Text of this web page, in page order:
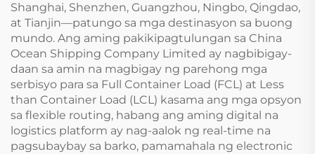
Shanghai, Shenzhen, Guangzhou, Ningbo, Qingdao,
at Tianjin—patungo sa mga destinasyon sa buong
mundo. Ang aming pakikipagtulungan sa China
Ocean Shipping Company Limited ay nagbibigay-
daan sa amin na magbigay ng parehong mga
serbisyo para sa Full Container Load (FCL) at Less
than Container Load (LCL) kasama ang mga opsyon
sa flexible routing, habang ang aming digital na
logistics platform ay nag-aalok ng real-time na
pagsubaybay sa barko, pamamahala ng electronic